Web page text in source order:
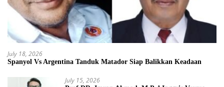
July 18, 2026
Spanyol Vs Argentina Tanduk Matador Siap Balikkan Keadaan
July 15, 2026